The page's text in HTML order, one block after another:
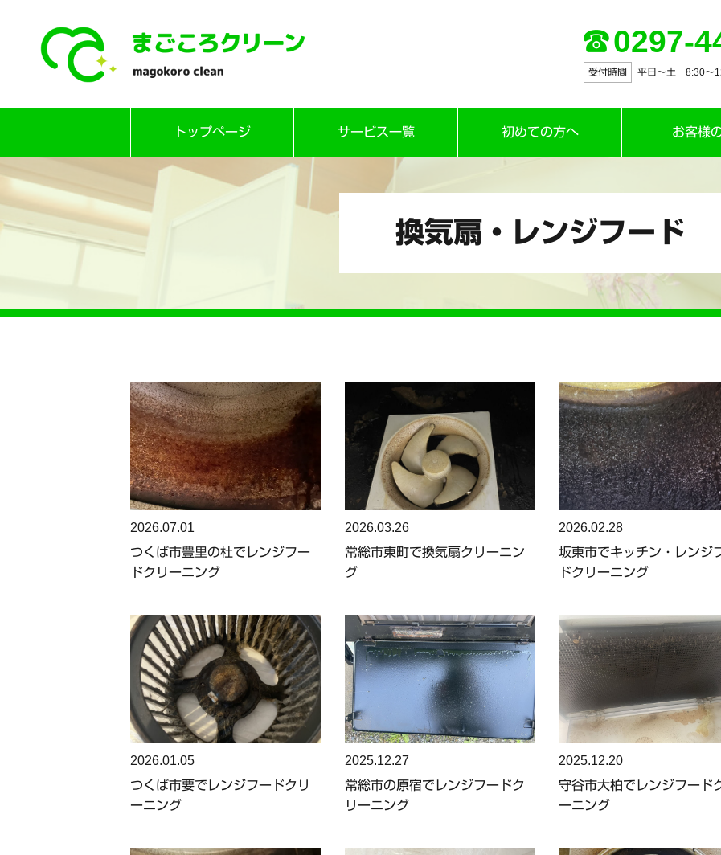
0297-
受付時間 平日～土 8:30〜
content
トップページ サービス一覧 初めての方へ お客様
換気扇・レンジフード
2026.07.01
つくば市豊里の杜でレンジフー
ドクリーニング
2026.03.26
常総市東町で換気扇クリーニン
グ
2026.02.28
坂東市でキッチン・レンジ
ドクリーニング
2026.01.05
つくば市要でレンジフードクリ
ーニング
2025.12.27
常総市の原宿でレンジフードク
リーニング
2025.12.20
守谷市大柏でレンジフード
ーニング